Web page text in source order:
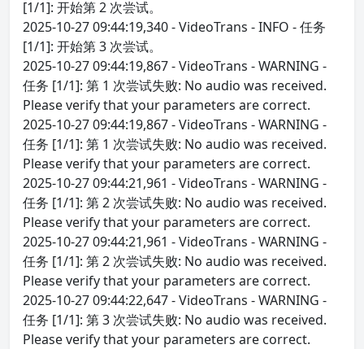
[1/1]: 开始第 2 次尝试。
2025-10-27 09:44:19,340 - VideoTrans - INFO - 任务
[1/1]: 开始第 3 次尝试。
2025-10-27 09:44:19,867 - VideoTrans - WARNING -
任务 [1/1]: 第 1 次尝试失败: No audio was received.
Please verify that your parameters are correct.
2025-10-27 09:44:19,867 - VideoTrans - WARNING -
任务 [1/1]: 第 1 次尝试失败: No audio was received.
Please verify that your parameters are correct.
2025-10-27 09:44:21,961 - VideoTrans - WARNING -
任务 [1/1]: 第 2 次尝试失败: No audio was received.
Please verify that your parameters are correct.
2025-10-27 09:44:21,961 - VideoTrans - WARNING -
任务 [1/1]: 第 2 次尝试失败: No audio was received.
Please verify that your parameters are correct.
2025-10-27 09:44:22,647 - VideoTrans - WARNING -
任务 [1/1]: 第 3 次尝试失败: No audio was received.
Please verify that your parameters are correct.